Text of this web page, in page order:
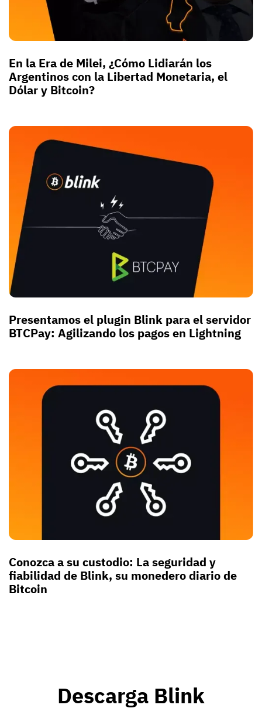
En la Era de Milei, ¿Cómo Lidiarán los
Argentinos con la Libertad Monetaria, el
Dólar y Bitcoin?
Presentamos el plugin Blink para el servidor
BTCPay: Agilizando los pagos en Lightning
Conozca a su custodio: La seguridad y
fiabilidad de Blink, su monedero diario de
Bitcoin
Descarga Blink